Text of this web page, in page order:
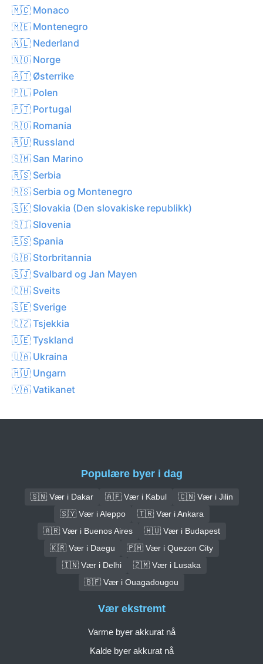
🇲🇨 Monaco
🇲🇪 Montenegro
🇳🇱 Nederland
🇳🇴 Norge
🇦🇹 Østerrike
🇵🇱 Polen
🇵🇹 Portugal
🇷🇴 Romania
🇷🇺 Russland
🇸🇲 San Marino
🇷🇸 Serbia
🇷🇸 Serbia og Montenegro
🇸🇰 Slovakia (Den slovakiske republikk)
🇸🇮 Slovenia
🇪🇸 Spania
🇬🇧 Storbritannia
🇸🇯 Svalbard og Jan Mayen
🇨🇭 Sveits
🇸🇪 Sverige
🇨🇿 Tsjekkia
🇩🇪 Tyskland
🇺🇦 Ukraina
🇭🇺 Ungarn
🇻🇦 Vatikanet
Populære byer i dag
🇸🇳 Vær i Dakar 🇦🇫 Vær i Kabul
🇨🇳 Vær i Jilin
🇸🇾 Vær i Aleppo
🇹🇷 Vær i Ankara
🇦🇷 Vær i Buenos Aires
🇭🇺 Vær i Budapest
🇰🇷 Vær i Daegu
🇵🇭 Vær i Quezon City
🇮🇳 Vær i Delhi
🇿🇲 Vær i Lusaka
🇧🇫 Vær i Ouagadougou
Vær ekstremt
Varme byer akkurat nå
Kalde byer akkurat nå